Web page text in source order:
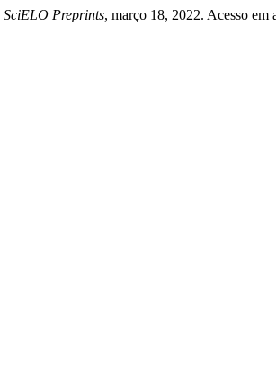
SciELO Preprints, março 18, 2022. Acesso em